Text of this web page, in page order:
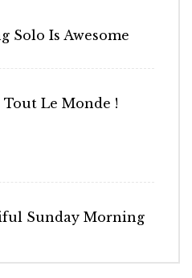
Solo Is Awesome
Le Monde !
Sunday Morning